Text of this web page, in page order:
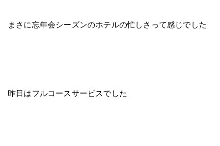
まさに忘年会シーズンのホテルの忙しさって感じでした
昨日はフルコースサービスでした